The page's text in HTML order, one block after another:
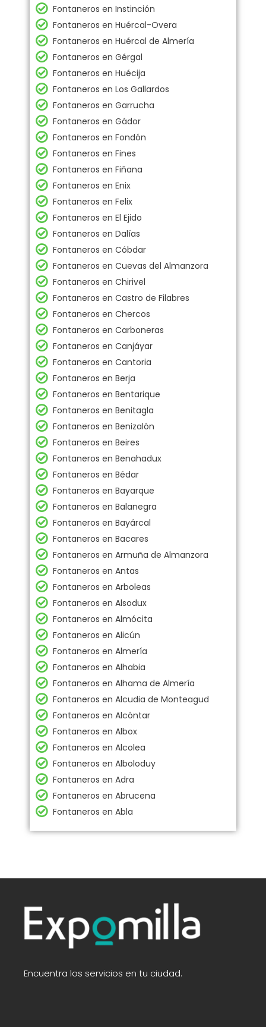
Fontaneros en Instinción
Fontaneros en Huércal-Overa
Fontaneros en Huércal de Almería
Fontaneros en Gérgal
Fontaneros en Huécija
Fontaneros en Los Gallardos
Fontaneros en Garrucha
Fontaneros en Gádor
Fontaneros en Fondón
Fontaneros en Fines
Fontaneros en Fiñana
Fontaneros en Enix
Fontaneros en Felix
Fontaneros en El Ejido
Fontaneros en Dalías
Fontaneros en Cóbdar
Fontaneros en Cuevas del Almanzora
Fontaneros en Chirivel
Fontaneros en Castro de Filabres
Fontaneros en Chercos
Fontaneros en Carboneras
Fontaneros en Canjáyar
Fontaneros en Cantoria
Fontaneros en Berja
Fontaneros en Bentarique
Fontaneros en Benitagla
Fontaneros en Benizalón
Fontaneros en Beires
Fontaneros en Benahadux
Fontaneros en Bédar
Fontaneros en Bayarque
Fontaneros en Balanegra
Fontaneros en Bayárcal
Fontaneros en Bacares
Fontaneros en Armuña de Almanzora
Fontaneros en Antas
Fontaneros en Arboleas
Fontaneros en Alsodux
Fontaneros en Almócita
Fontaneros en Alicún
Fontaneros en Almería
Fontaneros en Alhabia
Fontaneros en Alhama de Almería
Fontaneros en Alcudia de Monteagud
Fontaneros en Alcóntar
Fontaneros en Albox
Fontaneros en Alcolea
Fontaneros en Alboloduy
Fontaneros en Adra
Fontaneros en Abrucena
Fontaneros en Abla
Encuentra los servicios en tu ciudad.